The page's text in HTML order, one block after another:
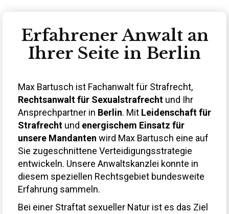
Erfahrener Anwalt an
Ihrer Seite in Berlin
Max Bartusch ist Fachanwalt für Strafrecht,
Rechtsanwalt für Sexualstrafrecht und Ihr
Ansprechpartner in Berlin. Mit Leidenschaft für
Strafrecht und energischem Einsatz für
unsere Mandanten wird Max Bartusch eine auf
Sie zugeschnittene Verteidigungsstrategie
entwickeln. Unsere Anwaltskanzlei konnte in
diesem speziellen Rechtsgebiet bundesweite
Erfahrung sammeln.
Bei einer Straftat sexueller Natur ist es das Ziel